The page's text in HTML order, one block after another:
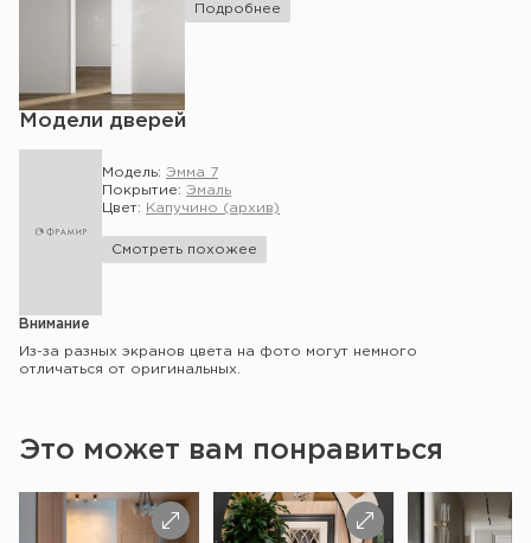
Подробнее
Модели дверей
Модель: Эмма 7
Покрытие: Эмаль
Цвет:
Капучино (архив)
Смотреть похожее
Внимание
Из-за разных экранов цвета на фото могут немного
отличаться от оригинальных.
Это может вам понравиться